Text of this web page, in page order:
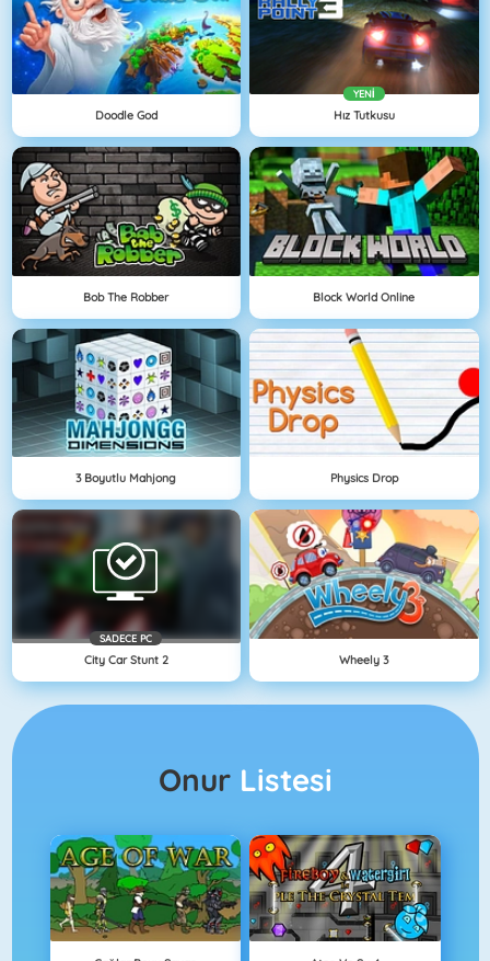
Doodle God
YENI
Hız Tutkusu
Bob The Robber Block World Online
3 Boyutlu Mahjong Physics Drop
SADECE PC
City Car Stunt 2 Wheely 3
Onur Listesi